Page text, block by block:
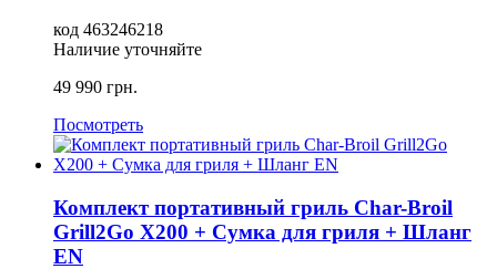
код 463246218
Наличие уточняйте
49 990 грн.
Посмотреть
Комплект портативный гриль Char-Broil
Grill2Go X200 + Сумка для гриля + Шланг
EN